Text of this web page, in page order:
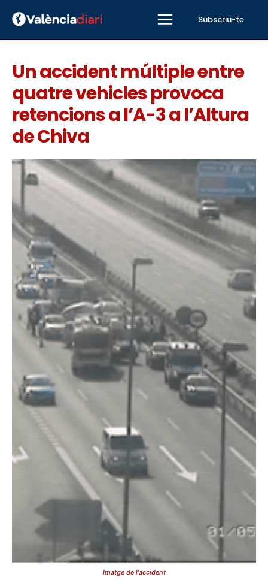
Subscriu-te
Un accident múltiple entre
quatre vehicles provoca
retencions a l’A-3 a l’Altura
de Chiva
Imatge de l'accident